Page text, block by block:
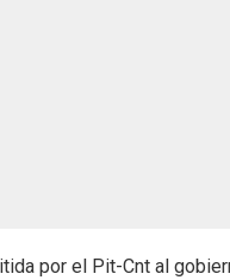
por el Pit-Cnt al